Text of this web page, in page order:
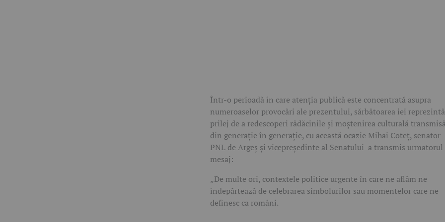
Într-o perioadă în care atenția publică este concentrată asupra
numeroaselor provocări ale prezentului, sărbătoarea iei
prilej de a redescoperi rădăcinile și moștenirea culturală transmisă
din generație în generație, cu această ocazie Mihai Coteț, senator
PNL de Argeș și vicepreședinte al Senatului a transmis urmatorul
mesaj:
„De multe ori, contextele politice urgente în care ne aflăm ne
îndepărtează de celebrarea simbolurilor sau momentelor care ne
definesc ca români.